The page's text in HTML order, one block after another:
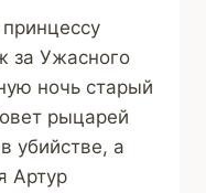
за Ужасного
ночь старый
рыцарей
убийстве, а
Артур